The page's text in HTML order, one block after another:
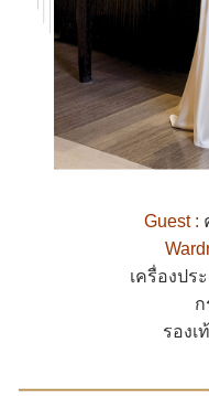
Guest :
เครื่องปร
ก
รองเ